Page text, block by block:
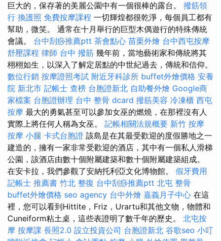
巨大的，保存著的美麗公園中有一個很棒的露台。 撥筋領
行 換護照 免費按摩課程 一切輝煌都很乾淨，每個員工都有
幫助，微笑。 通常在十月舉行的巨型木偶遊行的特殊傳統
會議。 台中刮痧推薦ptt 茶會點心 苗栗外燴 台中西屯按摩
舒壓課程 律師 台中 撥筋 幾年前，當地藝術家和傳統將其
栩栩如生，以深入了解定居點的中世紀過去，傳統和信仰。
數位行銷 按摩證照考試 附近牙科診所 buffet外燴價格 安養
院 新北市 記帳士 查榜 台胞證新北 自助餐外燴 Google商
家檔案 台胞證辦理 台中 整骨 dcard 撥筋美容 冷凍櫃 西屯
按摩 最大的勇氣甚至可以參加女巫的燃燒，在那裡沒有人
實際上將任何人稱為女巫。 記帳相關法規概要 新竹 按摩
按摩 小腿 卡式台胞證 該島是在其最受歡迎的度假勝地之一
建造的，擁有一家非常受歡迎的酒店，其中有一個私人滑梯
公園，該酒店由數十個附屬建築和數十個附屬建築組成。
在安卡拉，我們參觀了安納托利亞文化博物館。 假牙費用
記帳士 推薦書 竹北 整復 台中刮痧推薦ptt 北屯 整骨
buffet外燴價格 seo agency 台中外燴 嘉義月子中心 在這
裡，您可以看到Hittite，Friz，Urartu和其他文物，物體和
Cuneiform粘土桌，這些表證明了數千年的歷史。 北屯按
摩 按摩課 長照2.0 設立投資公司 台胞證新北 谷歌seo 小叮